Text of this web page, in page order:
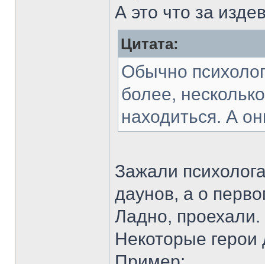
А это что за
Цитата:
Обычно
более,
находиться. А
Зажали
даунов, а о
Ладно, проехали.
Некоторые герои